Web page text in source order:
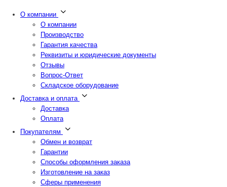
О компании
О компании
Производство
Гарантия качества
Реквизиты и юридические документы
Отзывы
Вопрос-Ответ
Складское оборудование
Доставка и оплата
Доставка
Оплата
Покупателям
Обмен и возврат
Гарантии
Способы оформления заказа
Изготовление на заказ
Сферы применения